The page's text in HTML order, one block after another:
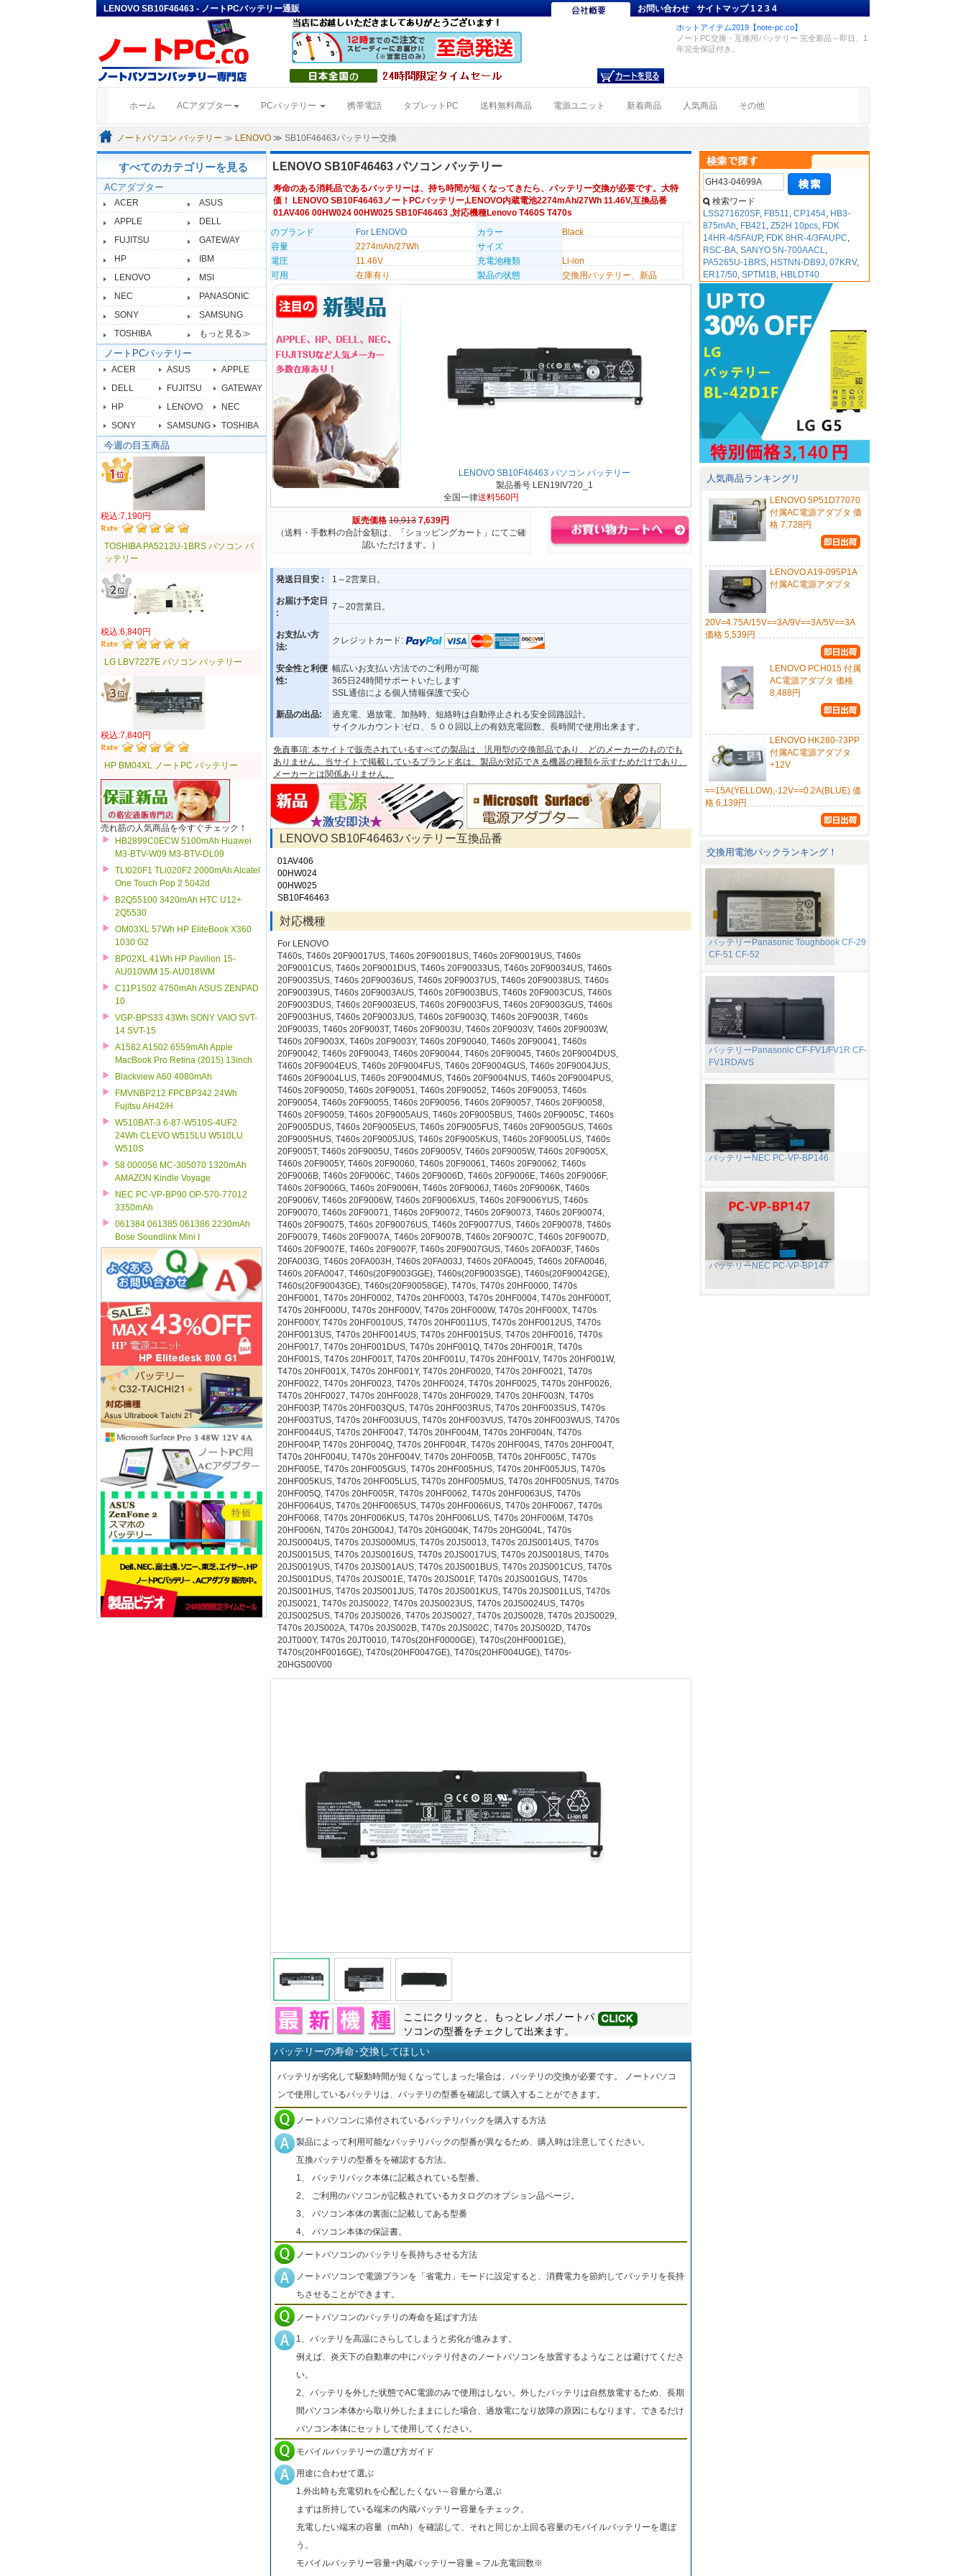
LENOVO SB10F46463 - ノートPCバッテリー通販 お問い合わせ サイトマップ 1234
ホットアイテム2019【note-pc.co】
ノートPC交換・互換用バッテリー 完全新品～即日、1
年完全保証付き。
ホーム (current)ACアダプター PCバッテリー 携帯電話 タブレットPC 送料無料商品 電源ユニット 新着商品 人気商品 その他
ノートパソコン バッテリー ≫ LENOVO ≫ SB10F46463バッテリー交換
すべてのカテゴリーを見る
ACアダプター
ACER
ASUS
APPLE
DELL
FUJITSU
GATEWAY
HP
IBM
LENOVO
MSI
NEC
PANASONIC
SONY
SAMSUNG
TOSHIBA
もっと見る≫
ノートPCバッテリー
ACER ASUS
APPLE
DELL
FUJITSU
GATEWAY
HP
LENOVO
NEC
SONY
SAMSUNG TOSHIBA
今週の目玉商品
税込:7,190円
TOSHIBA PA5212U-1BRS パソコン バ
ッテリー
税込:6,840円
LG LBV7227E パソコン バッテリー
税込:7,840円
HP BM04XL ノートPC バッテリー
売れ筋の人気商品を今すぐチェック！
HB2899C0ECW 5100mAh Huawei
M3-BTV-W09 M3-BTV-DL09
TLI020F1 TLi020F2 2000mAh Alcatel
One Touch Pop 2 5042d
B2Q55100 3420mAh HTC U12+
2Q5530
OM03XL 57Wh HP EliteBook X360
1030 G2
BP02XL 41Wh HP Pavilion 15-
AU010WM 15-AU018WM
C11P1502 4750mAh ASUS ZENPAD
10
VGP-BPS33 43Wh SONY VAIO SVT-
14 SVT-15
A1582 A1502 6559mAh Apple
MacBook Pro Retina (2015) 13inch
Blackview A60 4080mAh
FMVNBP212 FPCBP342 24Wh
Fujitsu AH42/H
W510BAT-3 6-87-W510S-4UF2
24Wh CLEVO W515LU W510LU
W510S
58 000056 MC-305070 1320mAh
AMAZON Kindle Voyage
NEC PC-VP-BP90 OP-570-77012
3350mAh
061384 061385 061386 2230mAh
Bose Soundlink Mini I
LENOVO SB10F46463 パソコン バッテリー
寿命のある消耗品であるバッテリーは、持ち時間が短くなってきたら、バッテリー交換が必要です。大特
価！ LENOVO SB10F46463ノートPCバッテリー,LENOVO内蔵電池2274mAh/27Wh 11.46V,互換品番
01AV406 00HW024 00HW025 SB10F46463 ,対応機種Lenovo T460S T470s
のブランド
For LENOVO カラー
Black
容量
2274mAh/27Wh
サイズ
電圧
11.46V 充電池種類
Li-ion
可用
在庫有り 製品の状態 交換用バッテリー、新品
LENOVO SB10F46463 パソコン バッテリー
製品番号 LEN19IV720_1
全国一律送料560円
販売価格 10,913 7,639円
（送料・手数料の合計金額は、「ショッピングカート」にてご確
認いただけます。）
発送日目安 : 1～2営業日。
お届け予定日
:
7～20営業日。
お支払い方
法:
クレジットカード:
安全性と利便
性:
幅広いお支払い方法でのご利用が可能
365日24時間サポートいたします
SSL通信による個人情報保護で安心
新品の出品:
過充電、過放電、加熱時、短絡時は自動停止される安全回路設計。
サイクルカウント:ゼロ、５００回以上の有効充電回数、長時間で使用出来ます。
免責事項: 本サイトで販売されているすべての製品は、汎用型の交換部品であり、どのメーカーのものでも
ありません。当サイトで掲載しているブランド名は、製品が対応できる機器の種類を示すためだけであり、
メーカーとは関係ありません。
LENOVO SB10F46463バッテリー互換品番
01AV406
00HW024
00HW025
SB10F46463
対応機種
For LENOVO
T460s, T460s 20F90017US, T460s 20F90018US, T460s 20F90019US, T460s
20F9001CUS, T460s 20F9001DUS, T460s 20F90033US, T460s 20F90034US, T460s
20F90035US, T460s 20F90036US, T460s 20F90037US, T460s 20F90038US, T460s
20F90039US, T460s 20F9003AUS, T460s 20F9003BUS, T460s 20F9003CUS, T460s
20F9003DUS, T460s 20F9003EUS, T460s 20F9003FUS, T460s 20F9003GUS, T460s
20F9003HUS, T460s 20F9003JUS, T460s 20F9003Q, T460s 20F9003R, T460s
20F9003S, T460s 20F9003T, T460s 20F9003U, T460s 20F9003V, T460s 20F9003W,
T460s 20F9003X, T460s 20F9003Y, T460s 20F90040, T460s 20F90041, T460s
20F90042, T460s 20F90043, T460s 20F90044, T460s 20F90045, T460s 20F9004DUS,
T460s 20F9004EUS, T460s 20F9004FUS, T460s 20F9004GUS, T460s 20F9004JUS,
T460s 20F9004LUS, T460s 20F9004MUS, T460s 20F9004NUS, T460s 20F9004PUS,
T460s 20F90050, T460s 20F90051, T460s 20F90052, T460s 20F90053, T460s
20F90054, T460s 20F90055, T460s 20F90056, T460s 20F90057, T460s 20F90058,
T460s 20F90059, T460s 20F9005AUS, T460s 20F9005BUS, T460s 20F9005C, T460s
20F9005DUS, T460s 20F9005EUS, T460s 20F9005FUS, T460s 20F9005GUS, T460s
20F9005HUS, T460s 20F9005JUS, T460s 20F9005KUS, T460s 20F9005LUS, T460s
20F9005T, T460s 20F9005U, T460s 20F9005V, T460s 20F9005W, T460s 20F9005X,
T460s 20F9005Y, T460s 20F90060, T460s 20F90061, T460s 20F90062, T460s
20F9006B, T460s 20F9006C, T460s 20F9006D, T460s 20F9006E, T460s 20F9006F,
T460s 20F9006G, T460s 20F9006H, T460s 20F9006J, T460s 20F9006K, T460s
20F9006V, T460s 20F9006W, T460s 20F9006XUS, T460s 20F9006YUS, T460s
20F90070, T460s 20F90071, T460s 20F90072, T460s 20F90073, T460s 20F90074,
T460s 20F90075, T460s 20F90076US, T460s 20F90077US, T460s 20F90078, T460s
20F90079, T460s 20F9007A, T460s 20F9007B, T460s 20F9007C, T460s 20F9007D,
T460s 20F9007E, T460s 20F9007F, T460s 20F9007GUS, T460s 20FA003F, T460s
20FA003G, T460s 20FA003H, T460s 20FA003J, T460s 20FA0045, T460s 20FA0046,
T460s 20FA0047, T460s(20F9003GGE), T460s(20F9003SGE), T460s(20F90042GE),
T460s(20F90043GE), T460s(20F90058GE), T470s, T470s 20HF0000, T470s
20HF0001, T470s 20HF0002, T470s 20HF0003, T470s 20HF0004, T470s 20HF000T,
T470s 20HF000U, T470s 20HF000V, T470s 20HF000W, T470s 20HF000X, T470s
20HF000Y, T470s 20HF0010US, T470s 20HF0011US, T470s 20HF0012US, T470s
20HF0013US, T470s 20HF0014US, T470s 20HF0015US, T470s 20HF0016, T470s
20HF0017, T470s 20HF001DUS, T470s 20HF001Q, T470s 20HF001R, T470s
20HF001S, T470s 20HF001T, T470s 20HF001U, T470s 20HF001V, T470s 20HF001W,
T470s 20HF001X, T470s 20HF001Y, T470s 20HF0020, T470s 20HF0021, T470s
20HF0022, T470s 20HF0023, T470s 20HF0024, T470s 20HF0025, T470s 20HF0026,
T470s 20HF0027, T470s 20HF0028, T470s 20HF0029, T470s 20HF003N, T470s
20HF003P, T470s 20HF003QUS, T470s 20HF003RUS, T470s 20HF003SUS, T470s
20HF003TUS, T470s 20HF003UUS, T470s 20HF003VUS, T470s 20HF003WUS, T470s
20HF0044US, T470s 20HF0047, T470s 20HF004M, T470s 20HF004N, T470s
20HF004P, T470s 20HF004Q, T470s 20HF004R, T470s 20HF004S, T470s 20HF004T,
T470s 20HF004U, T470s 20HF004V, T470s 20HF005B, T470s 20HF005C, T470s
20HF005E, T470s 20HF005GUS, T470s 20HF005HUS, T470s 20HF005JUS, T470s
20HF005KUS, T470s 20HF005LUS, T470s 20HF005MUS, T470s 20HF005NUS, T470s
20HF005Q, T470s 20HF005R, T470s 20HF0062, T470s 20HF0063US, T470s
20HF0064US, T470s 20HF0065US, T470s 20HF0066US, T470s 20HF0067, T470s
20HF0068, T470s 20HF006KUS, T470s 20HF006LUS, T470s 20HF006M, T470s
20HF006N, T470s 20HG004J, T470s 20HG004K, T470s 20HG004L, T470s
20JS0004US, T470s 20JS000MUS, T470s 20JS0013, T470s 20JS0014US, T470s
20JS0015US, T470s 20JS0016US, T470s 20JS0017US, T470s 20JS0018US, T470s
20JS0019US, T470s 20JS001AUS, T470s 20JS001BUS, T470s 20JS001CUS, T470s
20JS001DUS, T470s 20JS001E, T470s 20JS001F, T470s 20JS001GUS, T470s
20JS001HUS, T470s 20JS001JUS, T470s 20JS001KUS, T470s 20JS001LUS, T470s
20JS0021, T470s 20JS0022, T470s 20JS0023US, T470s 20JS0024US, T470s
20JS0025US, T470s 20JS0026, T470s 20JS0027, T470s 20JS0028, T470s 20JS0029,
T470s 20JS002A, T470s 20JS002B, T470s 20JS002C, T470s 20JS002D, T470s
20JT000Y, T470s 20JT0010, T470s(20HF0000GE), T470s(20HF0001GE),
T470s(20HF0016GE), T470s(20HF0047GE), T470s(20HF004UGE), T470s-
20HGS00V00
ここにクリックと、もっと レノボ ノートパ
ソコンの型番をチェクして出来ます。
バッテリーの寿命･交換してほしい
バッテリが劣化して駆動時間が短くなってしまった場合は、バッテリの交換が必要です。 ノートパソコ
ンで使用しているバッテリは、バッテリの型番を確認して購入することができます。
ノートパソコンに添付されているバッテリパックを購入する方法
製品によって利用可能なバッテリパックの型番が異なるため、購入時は注意してください。
互換バッテリの型番をを確認する方法。
1、 バッテリパック本体に記載されている型番。
2、 ご利用のパソコンが記載されているカタログのオプション品ページ。
3、 パソコン本体の裏面に記載してある型番
4、 パソコン本体の保証書。
ノートパソコンのバッテリを長持ちさせる方法
ノートパソコンで電源プランを「省電力」モードに設定すると、消費電力を節約してバッテリを長持
ちさせることができます。
ノートパソコンのバッテリの寿命を延ばす方法
1、バッテリを高温にさらしてしまうと劣化が進みます。
例えば、炎天下の自動車の中にバッテリ付きのノートパソコンを放置するようなことは避けてくださ
い。
2、バッテリを外した状態でAC電源のみで使用はしない。外したバッテリは自然放電するため、長期
間パソコン本体から取り外したままにした場合、過放電になり故障の原因にもなります。できるだけ
パソコン本体にセットして使用してください。
モバイルバッテリーの選び方ガイド
用途に合わせて選ぶ
1.外出時も充電切れを心配したくない～容量から選ぶ
まずは所持している端末の内蔵バッテリー容量をチェック。
充電したい端末の容量（mAh）を確認して、それと同じか上回る容量のモバイルバッテリーを選ぼ
う。
モバイルバッテリー容量÷内蔵バッテリー容量＝フル充電回数※
検索ワード
LSS271620SF, FB511,CP1454, HB3-
875mAh, FB421,Z52H 10pcs, FDK
14HR-4/5FAUP, FDK 8HR-4/3FAUPC,
RSC-BA,SANYO 5N-700AACL,
PA5265U-1BRS, HSTNN-DB9J,07KRV,
ER17/50,SPTM1B, HBLDT40
人気商品ランキングリ
LENOVO 5P51D77070
付属AC電源アダプタ 価
格 7,728円
LENOVO A19-095P1A
付属AC電源アダプタ
20V=4.75A/15V==3A/9V==3A/5V==3A
価格 5,539円
LENOVO PCH015 付属
AC電源アダプタ 価格
8,488円
LENOVO HK280-73PP
付属AC電源アダプタ
+12V
==15A(YELLOW),-12V==0.2A(BLUE) 価
格 6,139円
交換用電池パックランキング！
バッテリーPanasonic Toughbook CF-29
CF-51 CF-52
バッテリーPanasonic CF-FV1/FV1R CF-
FV1RDAVS
バッテリーNEC PC-VP-BP146
バッテリーNEC PC-VP-BP147